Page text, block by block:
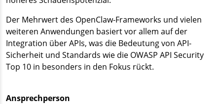
Der Mehrwert des OpenClaw-Frameworks und vielen
weiteren Anwendungen basiert vor allem auf der
Integration über APIs, was die Bedeutung von API-
Sicherheit und Standards wie die OWASP API Security
Top 10 in besonders in den Fokus rückt.
Ansprechperson